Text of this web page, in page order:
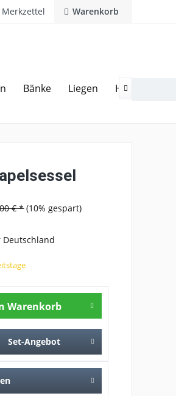
Warenkorb
Merkzettel
Bänke Liegen Hocker

Hotline 02594 94 11 0
€ * (10% gespart)
Warenkorb
Set-Angebot